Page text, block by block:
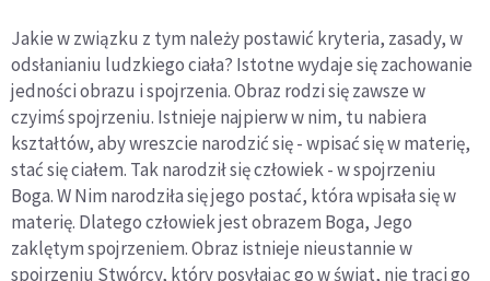
Jakie w związku z tym należy postawić kryteria, zasady, w
odsłanianiu ludzkiego ciała? Istotne wydaje się zachowanie
jedności obrazu i spojrzenia. Obraz rodzi się zawsze w
czyimś spojrzeniu. Istnieje najpierw w nim, tu nabiera
kształtów, aby wreszcie narodzić się - wpisać się w materię,
stać się ciałem. Tak narodził się człowiek - w spojrzeniu
Boga. W Nim narodziła się jego postać, która wpisała się w
materię. Dlatego człowiek jest obrazem Boga, Jego
zaklętym spojrzeniem. Obraz istnieje nieustannie w
spojrzeniu Stwórcy, który posyłając go w świat, nie traci go